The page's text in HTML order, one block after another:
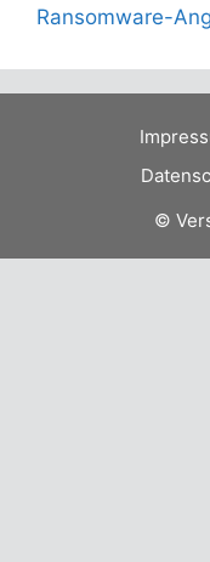
Ransomware-
©